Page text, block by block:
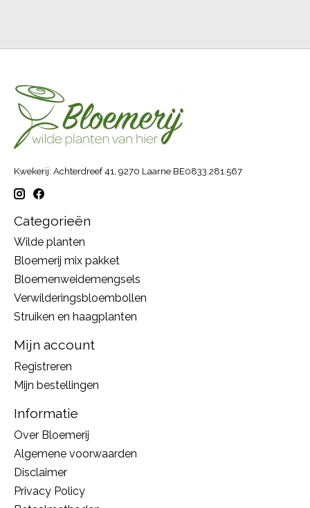
Kwekerij: Achterdreef 41, 9270 Laarne BE0833.281.567
Categorieën
Wilde planten
Bloemerij mix pakket
Bloemenweidemengsels
Verwilderingsbloembollen
Struiken en haagplanten
Mijn account
Registreren
Mijn bestellingen
Informatie
Over Bloemerij
Algemene voorwaarden
Disclaimer
Privacy Policy